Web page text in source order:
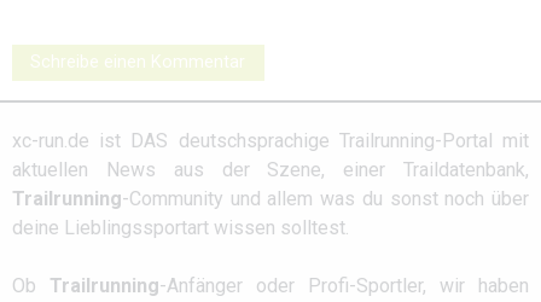
Schreibe einen Kommentar
xc-run.de ist DAS deutschsprachige Trailrunning-Portal mit
aktuellen News aus der Szene, einer Traildatenbank,
Trailrunning-Community und allem was du sonst noch über
deine Lieblingssportart wissen solltest.
Ob Trailrunning-Anfänger oder Profi-Sportler, wir haben